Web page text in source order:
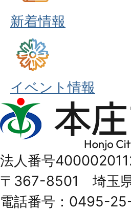
新着情報
イベント情報
本
庄
Honjo
City
法人番号
〒367-8501 埼玉
電話番号：0495-25-